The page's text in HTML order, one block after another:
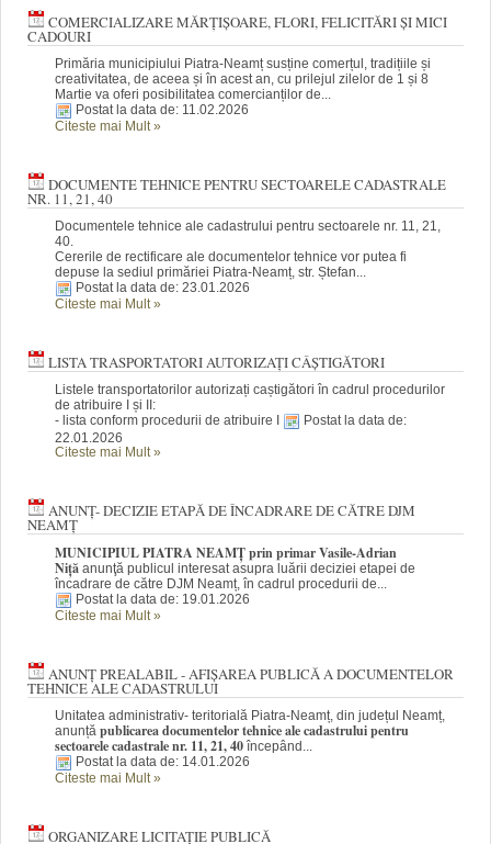
COMERCIALIZARE MĂRȚIȘOARE, FLORI, FELICITĂRI ȘI MICI
CADOURI
Primăria municipiului Piatra-Neamț susține comerțul, tradițiile și
creativitatea, de aceea și în acest an, cu prilejul zilelor de 1 și 8
Martie va oferi posibilitatea comercianților de...
Postat la data de: 11.02.2026
Citeste mai Mult»
DOCUMENTE TEHNICE PENTRU SECTOARELE CADASTRALE
NR. 11, 21, 40
Documentele tehnice ale cadastrului pentru sectoarele nr. 11, 21,
40.
Cererile de rectificare ale documentelor tehnice vor putea fi
depuse la sediul primăriei Piatra-Neamț, str. Ștefan...
Postat la data de: 23.01.2026
Citeste mai Mult»
LISTA TRASPORTATORI AUTORIZAȚI CÂȘTIGĂTORI
Listele transportatorilor autorizați caștigători în cadrul procedurilor
de atribuire I și II:
- lista conform procedurii de atribuire I
Postat la data de:
22.01.2026
Citeste mai Mult»
ANUNȚ- DECIZIE ETAPĂ DE ÎNCADRARE DE CĂTRE DJM
NEAMȚ
MUNICIPIUL PIATRA NEAMȚ prin primar Vasile-Adrian
Niță anunţă publicul interesat asupra luării deciziei etapei de
încadrare de către DJM Neamț, în cadrul procedurii de...
Postat la data de: 19.01.2026
Citeste mai Mult »
ANUNȚ PREALABIL - AFIȘAREA PUBLICĂ A DOCUMENTELOR
TEHNICE ALE CADASTRULUI
Unitatea administrativ- teritorială Piatra-Neamț, din județul Neamț,
anunță publicarea documentelor tehnice ale cadastrului pentru
sectoarele cadastrale nr. 11, 21, 40 începând...
Postat la data de: 14.01.2026
Citeste mai Mult »
ORGANIZARE LICITAȚIE PUBLICĂ